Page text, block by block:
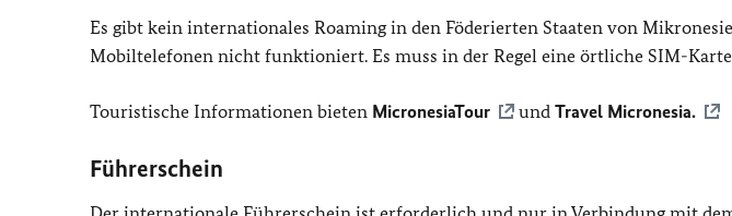
Es gibt kein internationales Roaming in den Föderierten Staaten von
Mobiltelefonen nicht funktioniert. Es muss in der Regel eine örtliche SIM-
Touristische Informationen bieten MicronesiaTour und Travel Micronesia.
Führerschein